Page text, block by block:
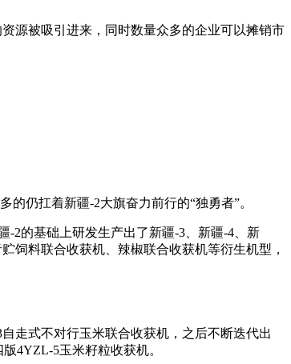
源被吸引进来，同时数量众多的企业可以摊销市
仍扛着新疆-2大旗奋力前行的“独勇者”。
-2的基础上研发生产出了新疆-3、新疆-4、新
饲料联合收获机、辣椒联合收获机等衍生机型，
走式不对行玉米联合收获机，之后不断迭代出
4YZL-5玉米籽粒收获机。